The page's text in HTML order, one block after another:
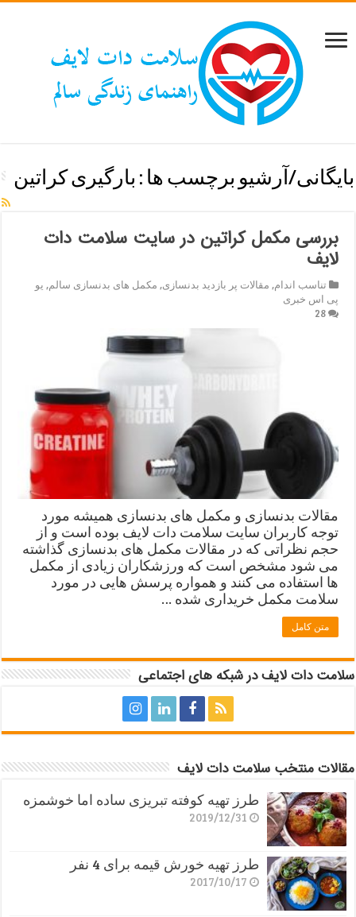
بایگانی/آرشیو برچسب ها : بارگیری کراتین
بررسی مکمل کراتین در سایت سلامت دات
لایف
تناسب اندام, مقالات پر بازدید بدنسازی, مکمل های بدنسازی سالم, یو
پی اس خبری
28
مقالات بدنسازی و مکمل های بدنسازی همیشه مورد
توجه کاربران سایت سلامت دات لایف بوده است و از
حجم نظراتی که در مقالات مکمل های بدنسازی گذاشته
می شود مشخص است که ورزشکاران زیادی از مکمل
ها استفاده می کنند و همواره پرسش هایی در مورد
سلامت مکمل خریداری شده …
متن کامل
سلامت دات لایف در شبکه های اجتماعی
مقالات منتخب سلامت دات لایف
طرز تهیه کوفته تبریزی ساده اما خوشمزه
2019/12/31
طرز تهیه خورش قیمه برای 4 نفر
2017/10/17